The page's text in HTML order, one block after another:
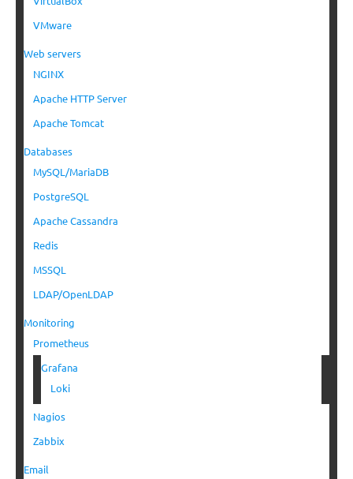
VMware
Web servers
NGINX
Apache HTTP Server
Apache Tomcat
Databases
MySQL/MariaDB
PostgreSQL
Apache Cassandra
Redis
MSSQL
LDAP/OpenLDAP
Monitoring
Prometheus
Grafana
Loki
Nagios
Zabbix
Email